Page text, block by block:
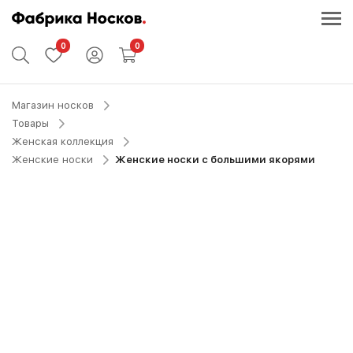
0 0
Магазин носков
Товары
Женская коллекция
Женские носки
Женские носки с большими якорями